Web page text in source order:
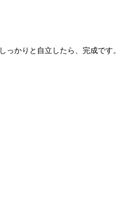
しっかりと自立したら、完成です。